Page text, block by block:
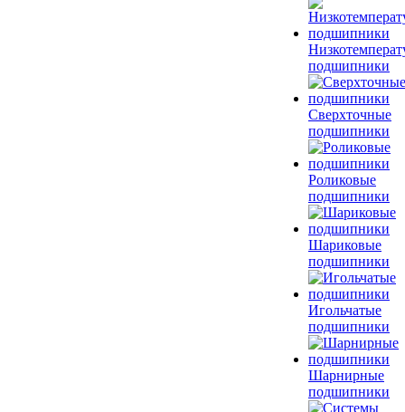
подшипники
Сверхточные
подшипники
Роликовые
подшипники
Шариковые
подшипники
Игольчатые
подшипники
Шарнирные
подшипники